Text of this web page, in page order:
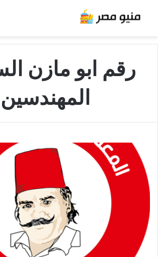
رقم ابو مازن
المهندسين